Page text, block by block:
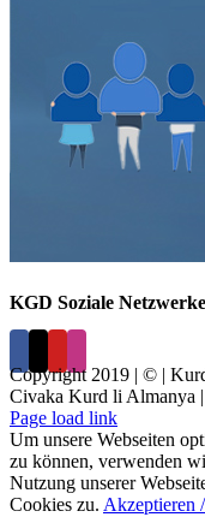
KGD Soziale Netzwerke
Copyright 2019 | © |
Civaka Kurd li Almanya |
Page load link
Um unsere Webseiten
zu können, verwenden
Nutzung unserer
Cookies zu. Akzeptieren